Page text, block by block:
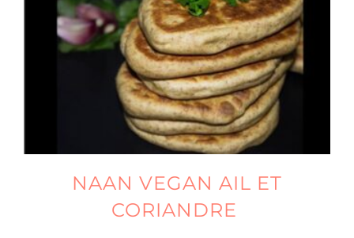
Produits sains
Click and collect
Traiteur
NAAN VEGAN AIL ET
CORIANDRE